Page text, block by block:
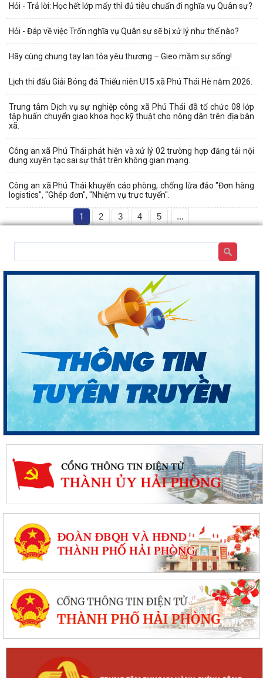
Hỏi - Trả lời: Học hết lớp mấy thì đủ tiêu chuẩn đi nghĩa vụ Quân sự?
Hỏi - Đáp về việc Trốn nghĩa vụ Quân sự sẽ bị xử lý như thế nào?
Hãy cùng chung tay lan tỏa yêu thương – Gieo mầm sự sống!
Lịch thi đấu Giải Bóng đá Thiếu niên U15 xã Phú Thái Hè năm 2026.
Trung tâm Dịch vụ sự nghiệp công xã Phú Thái đã tổ chức 08 lớp
tập huấn chuyển giao khoa học kỹ thuật cho nông dân trên địa bàn
xã.
Công an xã Phú Thái phát hiện và xử lý 02 trường hợp đăng tải nội
dung xuyên tạc sai sự thật trên không gian mạng.
Công an xã Phú Thái khuyến cáo phòng, chống lừa đảo "Đơn hàng
logistics", "Ghép đơn", "Nhiệm vụ trực tuyến".
1 2 3 4 5 ...